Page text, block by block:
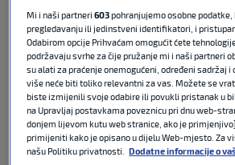
Porto je večeras u 33. kolu
kod AFS-a 3:1, ali to ih ne mora
Mi i naši partneri603pohranjujemo osobne podatke,
pregledavanju ili jedinstveni identifikatori, i
Odabirom opcije Prihvaćam omogućit ćete
podržavaju svrhe za čije pružanje mi i naši partneri
su alati za praćenje onemogućeni, određeni sadržaj
više neće biti toliko relevantni za vas. Možete se
biste izmijenili svoje odabire ili povukli pristanak u
na Upravljaj postavkama poveznicu pri dnu web-
donjem lijevom kutu web stranice, ako je
primijeniti kako je opisano u dijelu Web-mjesto. Za
našu Politiku privatnosti.
Dodatne informacije o